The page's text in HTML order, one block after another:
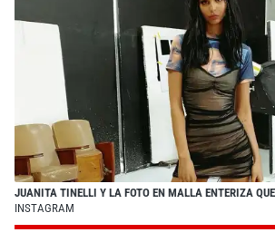
JUANITA TINELLI Y LA FOTO EN MALLA ENTERIZA
INSTAGRAM